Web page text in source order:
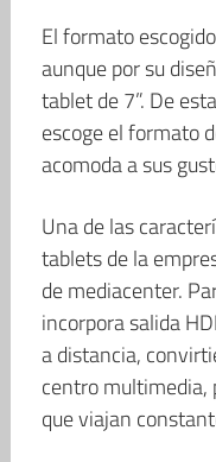
El formato
aunque por su
tablet de 7”. De
escoge el formato
acomoda a sus
Una de las
tablets de la
de mediacenter.
incorpora salida
a distancia,
centro multimedia,
que viajan